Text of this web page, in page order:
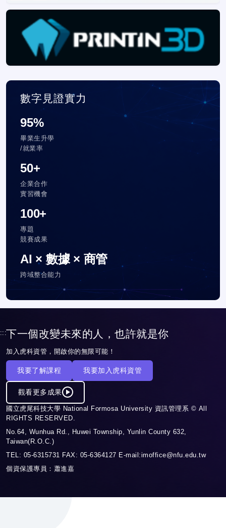
數字見證實力
95%
畢業生升學
/就業率
50+
企業合作
實習機會
100+
專題
競賽成果
AI × 數據 × 商管
跨域整合能力
:::下一個改變未來的人，也許就是你
加入虎科資管，開啟你的無限可能！
我要了解課程 我要加入虎科資管
觀看更多成果
國立虎尾科技大學 National Formosa University 資訊管理系 © All
RIGHTS RESERVED.
No.64, Wunhua Rd., Huwei Township, Yunlin County 632,
Taiwan(R.O.C.)
TEL: 05-6315731 FAX: 05-6364127 E-mail:imoffice@nfu.edu.tw
個資保護專員：蕭進嘉